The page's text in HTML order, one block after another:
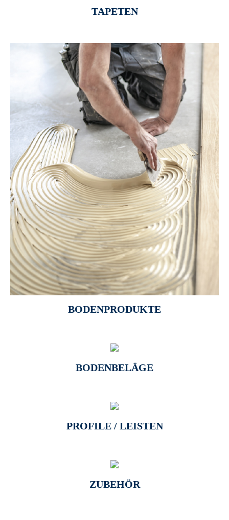
TAPETEN
BODENPRODUKTE
BODENBELÄGE
PROFILE / LEISTEN
ZUBEHÖR